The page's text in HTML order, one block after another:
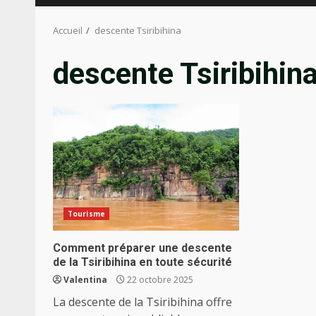
Accueil descente Tsiribihina
descente
Tourisme
Comment préparer une descente
de la Tsiribihina en toute sécurité
Valentina 22 octobre 2025
La descente de la Tsiribihina offre